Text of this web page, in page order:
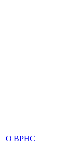
О ВРНС